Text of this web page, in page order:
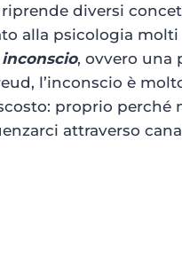
diversi
alla psicologia
inconscio, ovvero una
l’inconscio è
proprio perché
attraverso